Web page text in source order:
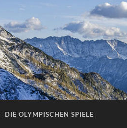
DIE OLYMPISCHEN SPIELE